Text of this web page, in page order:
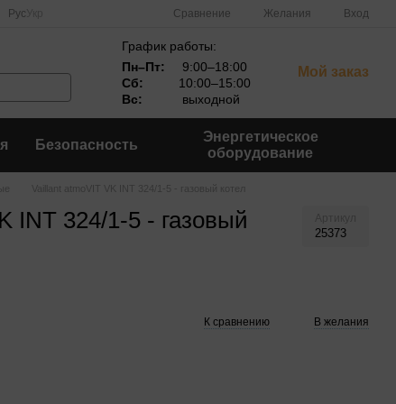
Рус Сравнение Желания Вход
График работы:
Пн–Пт:
9:00–18:00
Сб:
10:00–15:00
Вс:
выходной
Мой заказ
Безопасность
Энергетическое
оборудование
Vaillant atmoVIT VK INT 324/1-5 - газовый котел
INT 324/1-5 - газовый
25373
К сравнению В желания